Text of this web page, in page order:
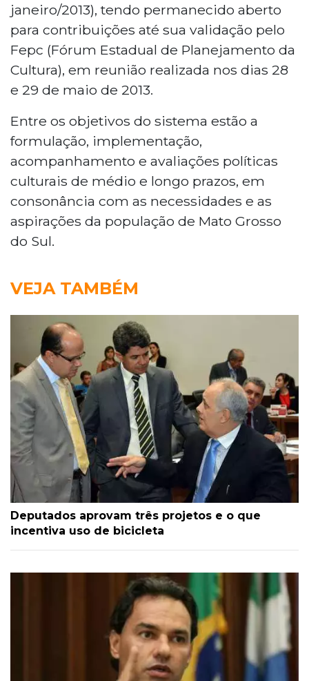
janeiro/2013), tendo permanecido aberto
para contribuições até sua validação pelo
Fepc (Fórum Estadual de Planejamento da
Cultura), em reunião realizada nos dias 28
e 29 de maio de 2013.
Entre os objetivos do sistema estão a
formulação, implementação,
acompanhamento e avaliações políticas
culturais de médio e longo prazos, em
consonância com as necessidades e as
aspirações da população de Mato Grosso
do Sul.
VEJA TAMBÉM
Deputados aprovam três projetos e o que
incentiva uso de bicicleta